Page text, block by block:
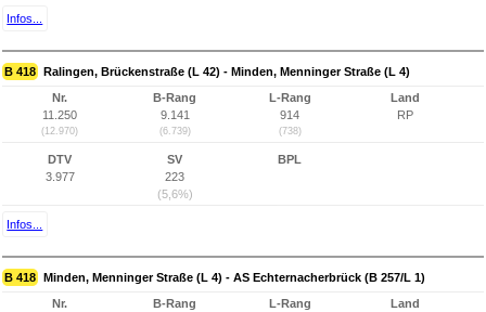
Infos...
B 418 Ralingen, Brückenstraße (L 42) - Minden, Menninger Straße (L 4)
Nr.
11.250
(12.970)
B-Rang
9.141
(6.739)
L-Rang
914
(738)
Land
RP
DTV
3.977
SV
223
(5,6%)
BPL
Infos...
B 418 Minden, Menninger Straße (L 4) - AS Echternacherbrück (B 257/L 1)
Nr.
B-Rang
L-Rang
Land